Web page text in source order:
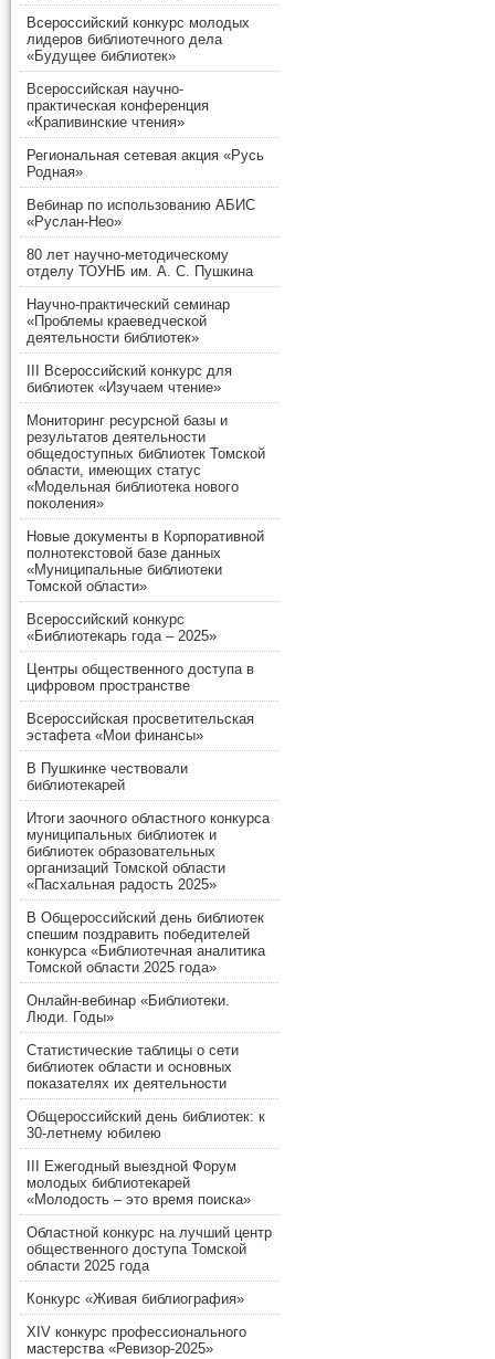
Всероссийский конкурс молодых
лидеров библиотечного дела
«Будущее библиотек»
Всероссийская научно-
практическая конференция
«Крапивинские чтения»
Региональная сетевая акция «Русь
Родная»
Вебинар по использованию АБИС
«Руслан-Нео»
80 лет научно-методическому
отделу ТОУНБ им. А. С. Пушкина
Научно-практический семинар
«Проблемы краеведческой
деятельности библиотек»
III Всероссийский конкурс для
библиотек «Изучаем чтение»
Мониторинг ресурсной базы и
результатов деятельности
общедоступных библиотек Томской
области, имеющих статус
«Модельная библиотека нового
поколения»
Новые документы в Корпоративной
полнотекстовой базе данных
«Муниципальные библиотеки
Томской области»
Всероссийский конкурс
«Библиотекарь года – 2025»
Центры общественного доступа в
цифровом пространстве
Всероссийская просветительская
эстафета «Мои финансы»
В Пушкинке чествовали
библиотекарей
Итоги заочного областного конкурса
муниципальных библиотек и
библиотек образовательных
организаций Томской области
«Пасхальная радость 2025»
В Общероссийский день библиотек
спешим поздравить победителей
конкурса «Библиотечная аналитика
Томской области 2025 года»
Онлайн-вебинар «Библиотеки.
Люди. Годы»
Статистические таблицы о сети
библиотек области и основных
показателях их деятельности
Общероссийский день библиотек: к
30-летнему юбилею
III Ежегодный выездной Форум
молодых библиотекарей
«Молодость – это время поиска»
Областной конкурс на лучший центр
общественного доступа Томской
области 2025 года
Конкурс «Живая библиография»
XIV конкурс профессионального
мастерства «Ревизор-2025»